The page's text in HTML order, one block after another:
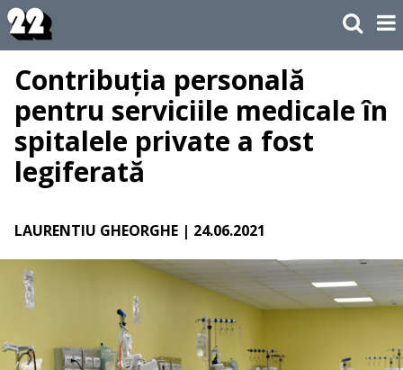
Contribuția personală
pentru serviciile medicale în
spitalele private a fost
legiferată
LAURENTIU GHEORGHE | 24.06.2021